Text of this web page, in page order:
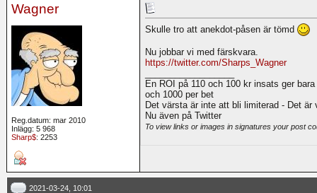
Wagner
Reg.datum: mar 2010
Inlägg: 5 968
Sharp$: 2253
Skulle tro att anekdot-påsen är tömd
Nu jobbar vi med färskvara.
https://twitter.com/Sharps_Wagner
En ROI på 110 och 100 kr insats ger
och 1000 per bet
Det värsta är inte att bli limiterad - Det är
Nu även på Twitter
To view links or images in signatures your post
2021-03-24, 10:01